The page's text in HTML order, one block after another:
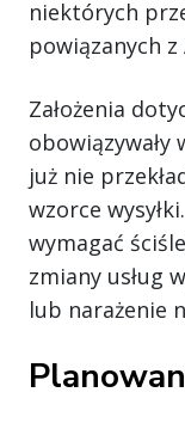
niektórych
powiązanych z
Założenia
obowiązywały
już nie
wzorce
wymagać
zmiany usług
lub narażenie